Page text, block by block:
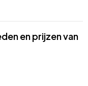
en prijzen van